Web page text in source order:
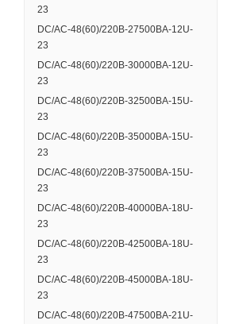
23
DC/AC-48(60)/220B-27500BA-12U-
23
DC/AC-48(60)/220B-30000BA-12U-
23
DC/AC-48(60)/220B-32500BA-15U-
23
DC/AC-48(60)/220B-35000BA-15U-
23
DC/AC-48(60)/220B-37500BA-15U-
23
DC/AC-48(60)/220B-40000BA-18U-
23
DC/AC-48(60)/220B-42500BA-18U-
23
DC/AC-48(60)/220B-45000BA-18U-
23
DC/AC-48(60)/220B-47500BA-21U-